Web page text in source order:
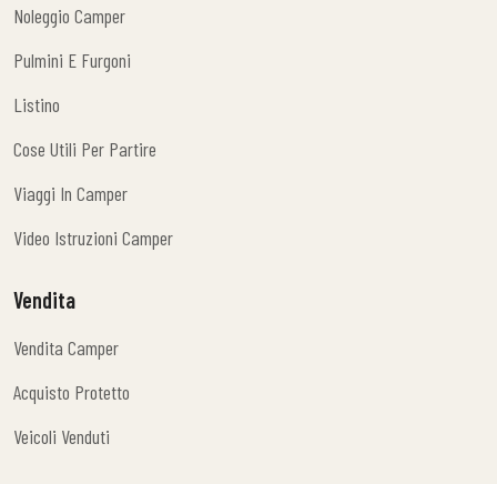
Noleggio Camper
Pulmini E Furgoni
Listino
Cose Utili Per Partire
Viaggi In Camper
Video Istruzioni Camper
Vendita
Vendita Camper
Acquisto Protetto
Veicoli Venduti